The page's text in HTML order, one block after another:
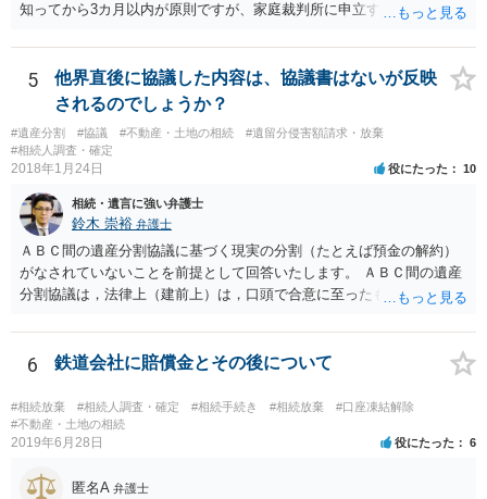
知ってから3カ月以内が原則ですが、家庭裁判所に申立すれば3カ月の
放棄するかどうか決めることができます。 銀行やサラ金が数年も放置
することはありませんので、数年後に借金が発見される可能性はほぼ
ありません。 なお、私が扱った相続放棄を検討していた案件で、期間
伸長して調査したところ、サラ金に対する過払金など相当な財産が見
つかったため相続したという事例がありました。
5
他界直後に協議した内容は、協議書はないが反映
されるのでしょうか？
#遺産分割 #協議 #不動産・土地の相続
#遺留分侵害額請求・放棄
#相続人調査・確定
2018年1月24日 役にたった 10
相続・遺言に強い弁護士
鈴木 崇裕 弁護士
ＡＢＣ間の遺産分割協議に基づく現実の分割（たとえば預金の解約）
がなされていないことを前提として回答いたします。 ＡＢＣ間の遺産
分割協議は，法律上（建前上）は，口頭で合意に至ったものであって
ん。 また，不動産の名義を移転するためには，遺産分割協議書への署
名捺印を得る必要があります。 したがって，残念ながら，「ＡＢＣ間
難と思われます。 「ＡＢＣ間の遺産分割協議は未了のまま，ＡとＢが
死亡し，二次相続が発生した」という前提に基づいて協議を進める必
要があります。 もちろん，Ｃの立場としては，ＡＢＣ間の遺産分割協
人は応じない姿勢を示していることから，実現は困難だと思います。
6 鉄道会社に賠償金とその後について
#相続放棄 #相続人調査・確定 #相続手続き #相続放棄
#口座凍結解除
#不動産・土地の相続
2019年6月28日 役にたった 6
匿名A 弁護士